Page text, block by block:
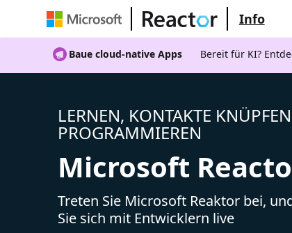
Info
Baue cloud-native Apps Bereit für KI?
LERNEN, KONTAKTE
PROGRAMMIEREN
Microsoft
Treten Sie Microsoft Reaktor bei,
Sie sich mit Entwicklern live